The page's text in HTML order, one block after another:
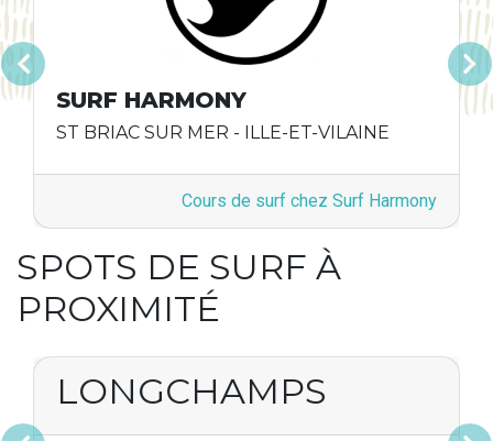
SURF HARMONY
ST BRIAC SUR MER - ILLE-ET-VILAINE
Cours de surf chez Surf Harmony
SPOTS DE SURF À
PROXIMITÉ
LONGCHAMPS